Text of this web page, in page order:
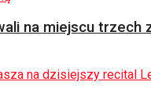
na miejscu trzech